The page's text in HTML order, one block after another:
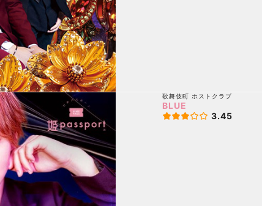
歌舞伎町 ホストクラブ
BLUE
3.45